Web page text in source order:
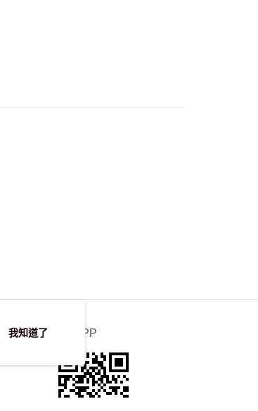
官方APP
我知道了